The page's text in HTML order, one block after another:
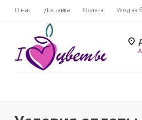
О нас Доставка Оплата Уход за